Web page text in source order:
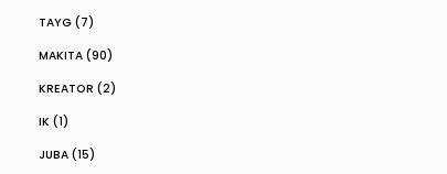
TAYG (7)
MAKITA (90)
KREATOR (2)
IK (1)
JUBA (15)